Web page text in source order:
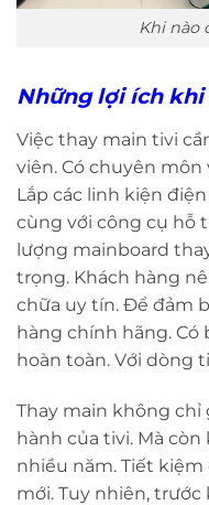
Khi nào
Những lợi ích
Việc thay main tivi
viên. Có chuyên
Lắp các linh kiện
cùng với công cụ hỗ
lượng mainboard
trọng. Khách hàng
chữa uy tín. Để đảm
hàng chính hãng. Có
hoàn toàn. Với dòng
Thay main không
hành của tivi. Mà
nhiều năm. Tiết
mới. Tuy nhiên,